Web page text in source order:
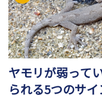
ヤモリが弱って
られる5つのサ